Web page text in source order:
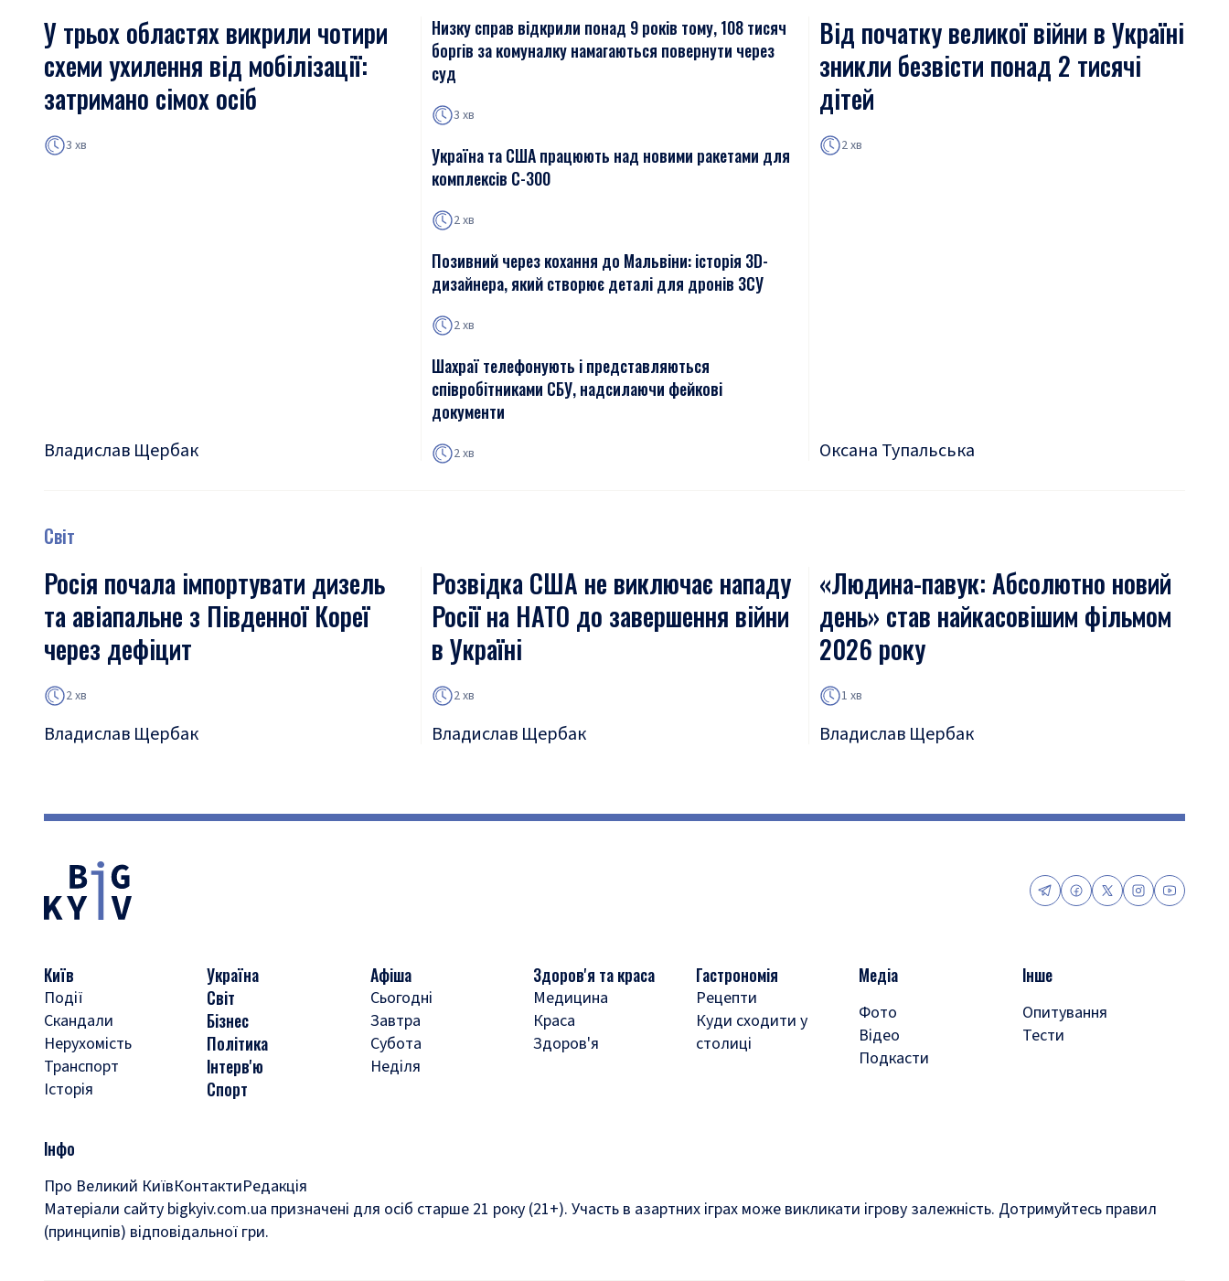
У трьох областях викрили чотири
схеми ухилення від мобілізації:
затримано сімох осіб
3 хв
Владислав Щербак
Низку справ відкрили понад 9 років тому, 108 тисяч
боргів за комуналку намагаються повернути через
суд
3 хв
Україна та США працюють над новими ракетами для
комплексів С-300
2 хв
Позивний через кохання до Мальвіни: історія 3D-
дизайнера, який створює деталі для дронів ЗСУ
2 хв
Шахраї телефонують і представляються
співробітниками СБУ, надсилаючи фейкові
документи
2 хв
Від початку великої війни в Україні
зникли безвісти понад 2 тисячі
дітей
2 хв
Оксана Тупальська
Світ
Росія почала імпортувати дизель
та авіапальне з Південної Кореї
через дефіцит
2 хв
Владислав Щербак
Розвідка США не виключає нападу
Росії на НАТО до завершення війни
в Україні
2 хв
Владислав Щербак
«Людина-павук: Абсолютно новий
день» став найкасовішим фільмом
2026 року
1 хв
Владислав Щербак
Київ
Події
Скандали
Нерухомість
Транспорт
Історія
Україна
Світ
Бізнес
Політика
Інтерв'ю
Спорт
Афіша
Сьогодні
Завтра
Субота
Неділя
Здоров'я та краса
Медицина
Краса
Здоров'я
Гастрономія
Рецепти
Куди сходити у
столиці
Медіа
Фото
Відео
Подкасти
Інше
Опитування
Тести
Інфо
Про Великий КиївКонтактиРедакція
Матеріали сайту bigkyiv.com.ua призначені для осіб старше 21 року (21+). Участь в азартних іграх може викликати ігрову залежність. Дотримуйтесь правил
(принципів) відповідальної гри.